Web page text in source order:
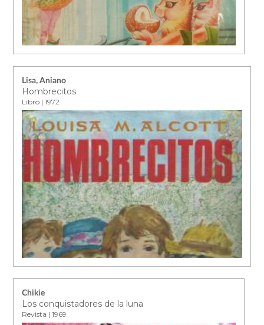
Lisa, Aniano
Hombrecitos
Libro | 1972
Chikie
Los conquistadores de la luna
Revista | 1969